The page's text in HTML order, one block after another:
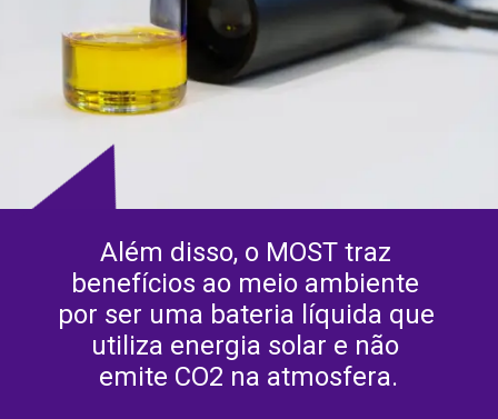
Além disso, o MOST traz
benefícios ao meio ambiente
por ser uma bateria líquida que
utiliza energia solar e não
emite CO2 na atmosfera.